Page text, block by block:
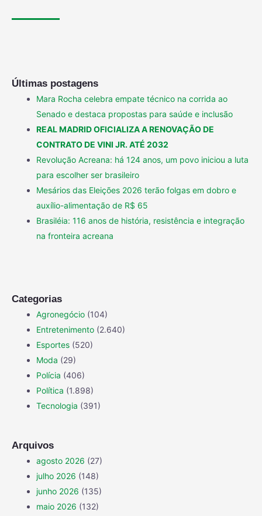
Últimas postagens
Mara Rocha celebra empate técnico na corrida ao
Senado e destaca propostas para saúde e inclusão
REAL MADRID OFICIALIZA A RENOVAÇÃO DE
CONTRATO DE VINI JR. ATÉ 2032
Revolução Acreana: há 124 anos, um povo iniciou a luta
para escolher ser brasileiro
Mesários das Eleições 2026 terão folgas em dobro e
auxílio-alimentação de R$ 65
Brasiléia: 116 anos de história, resistência e integração
na fronteira acreana
Categorias
Agronegócio (104)
Entretenimento (2.640)
Esportes (520)
Moda (29)
Polícia (406)
Política (1.898)
Tecnologia (391)
Arquivos
agosto 2026 (27)
julho 2026 (148)
junho 2026 (135)
maio 2026 (132)